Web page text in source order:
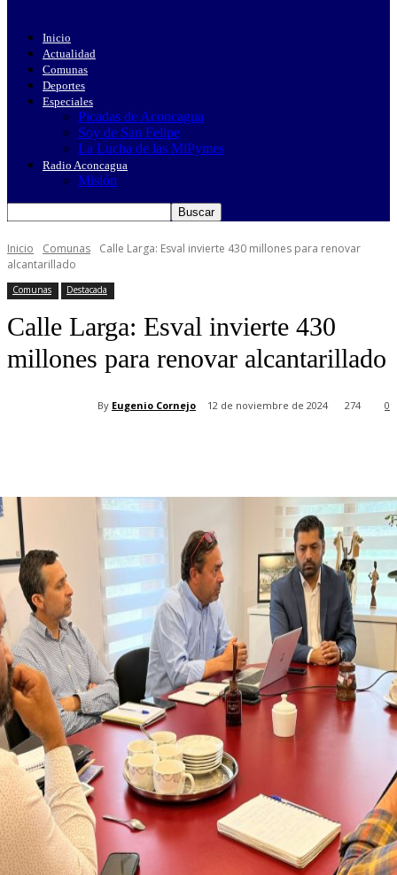
Inicio
Actualidad
Comunas
Deportes
Especiales
Picadas de Aconcagua
Soy de San Felipe
La Lucha de las MiPymes
Radio Aconcagua
Misión
Inicio Comunas
Calle Larga: Esval invierte 430 millones para renovar
alcantarillado
Comunas Destacada
Calle Larga: Esval invierte 430
millones para renovar alcantarillado
By Eugenio Cornejo 12 de noviembre de 2024 0
274